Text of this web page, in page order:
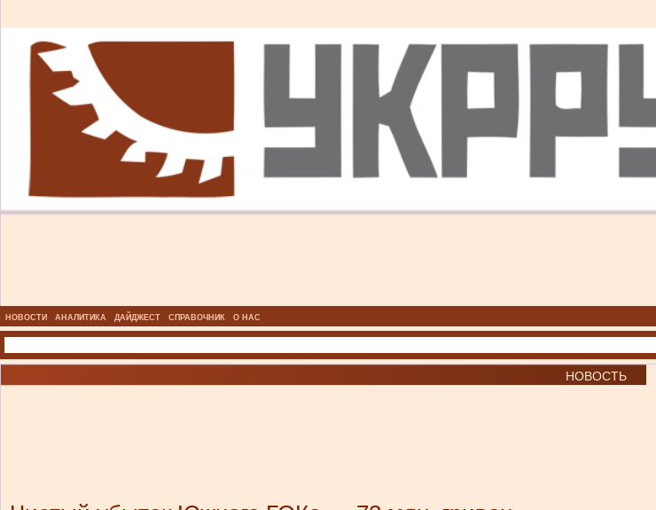
НОВОСТИ АНАЛИТИКА ДАЙДЖЕСТ СПРАВОЧНИК О НАС
НОВОСТЬ